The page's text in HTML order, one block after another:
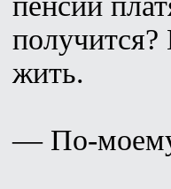
жить.
— По-